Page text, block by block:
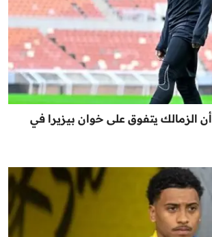
الزمالك يتفوق على خوان بيزيرا في